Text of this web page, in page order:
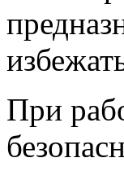
При